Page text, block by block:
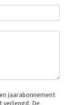
jaarabonnement
verlengd. De